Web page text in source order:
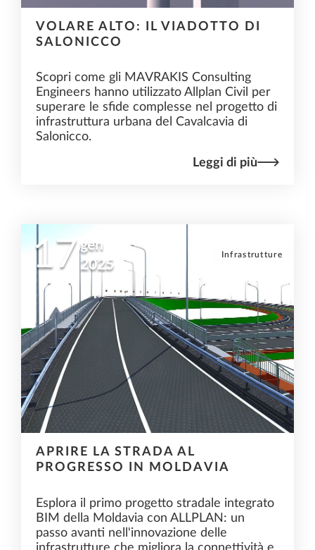
VOLARE ALTO: IL VIADOTTO DI
SALONICCO
Scopri come gli MAVRAKIS Consulting
Engineers hanno utilizzato Allplan Civil per
superare le sfide complesse nel progetto di
infrastruttura urbana del Cavalcavia di
Salonicco.
Leggi di più
17 gen
2025
Infrastrutture
APRIRE LA STRADA AL
PROGRESSO IN MOLDAVIA
Esplora il primo progetto stradale integrato
BIM della Moldavia con ALLPLAN: un
passo avanti nell'innovazione delle
infrastrutture che migliora la connettività e